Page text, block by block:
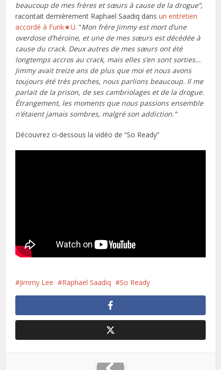
beaucoup de mes frères et sœurs à cause de la drogue”,
racontait dernièrement Raphael Saadiq dansun entretien
accordé à Funk★U. “Mon frère Jimmy est mort d’une
overdose d’héroïne, et une de mes sœurs est décédée à
cause du crack. Deux autres de mes sœurs ont été
longtemps accros au crack, mais elles s’en sont sorties…
Jimmy avait treize ans de plus que moi et nous avons
toujours été très proches, nous parlions beaucoup. Il me
parlait de la prison, de ses cambriolages et de la drogue.
Étrangement, les moments que nous passions ensemble
n’étaient jamais sombres, malgré son addiction.”
Découvrez ci-dessous la vidéo de “So Ready”
Jimmy Lee Raphael Saadiq So Ready